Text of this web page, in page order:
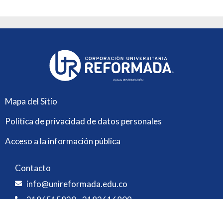
Mapa del Sitio
Política de privacidad de datos personales
Acceso a la información pública
Contacto
info@unireformada.edu.co